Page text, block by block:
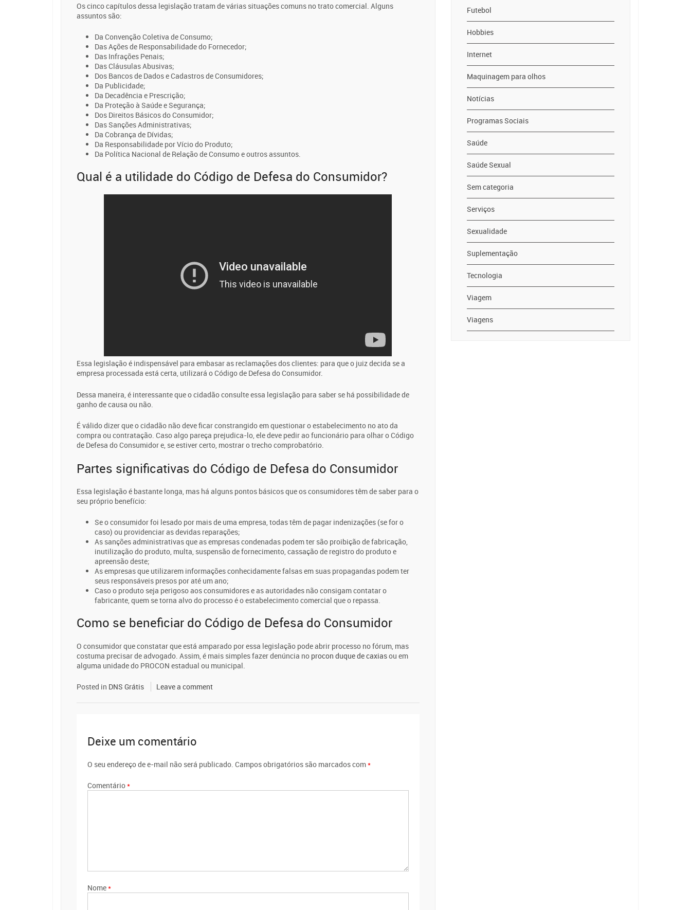
Os cinco capítulos dessa legislação tratam de várias situações comuns no trato comercial. Alguns
assuntos são:
Da Convenção Coletiva de Consumo;
Das Ações de Responsabilidade do Fornecedor;
Das Infrações Penais;
Das Cláusulas Abusivas;
Dos Bancos de Dados e Cadastros de Consumidores;
Da Publicidade;
Da Decadência e Prescrição;
Da Proteção à Saúde e Segurança;
Dos Direitos Básicos do Consumidor;
Das Sanções Administrativas;
Da Cobrança de Dívidas;
Da Responsabilidade por Vício do Produto;
Da Política Nacional de Relação de Consumo e outros assuntos.
Qual é a utilidade do Código de Defesa do Consumidor?
Essa legislação é indispensável para embasar as reclamações dos clientes: para que o juiz decida se a
empresa processada está certa, utilizará o Código de Defesa do Consumidor.
Dessa maneira, é interessante que o cidadão consulte essa legislação para saber se há possibilidade de
ganho de causa ou não.
É válido dizer que o cidadão não deve ficar constrangido em questionar o estabelecimento no ato da
compra ou contratação. Caso algo pareça prejudica-lo, ele deve pedir ao funcionário para olhar o Código
de Defesa do Consumidor e, se estiver certo, mostrar o trecho comprobatório.
Partes significativas do Código de Defesa do Consumidor
Essa legislação é bastante longa, mas há alguns pontos básicos que os consumidores têm de saber para o
seu próprio benefício:
Se o consumidor foi lesado por mais de uma empresa, todas têm de pagar indenizações (se for o
caso) ou providenciar as devidas reparações;
As sanções administrativas que as empresas condenadas podem ter são proibição de fabricação,
inutilização do produto, multa, suspensão de fornecimento, cassação de registro do produto e
apreensão deste;
As empresas que utilizarem informações conhecidamente falsas em suas propagandas podem ter
seus responsáveis presos por até um ano;
Caso o produto seja perigoso aos consumidores e as autoridades não consigam contatar o
fabricante, quem se torna alvo do processo é o estabelecimento comercial que o repassa.
Como se beneficiar do Código de Defesa do Consumidor
O consumidor que constatar que está amparado por essa legislação pode abrir processo no fórum, mas
costuma precisar de advogado. Assim, é mais simples fazer denúncia no procon duque de caxiasou em
alguma unidade do PROCON estadual ou municipal.
Posted in DNS Grátis Leave a comment
Deixe um comentário
O seu endereço de e-mail não será publicado. Campos obrigatórios são marcados com*
Comentário*
Nome*
Futebol
Hobbies
Internet
Maquinagem para olhos
Notícias
Programas Sociais
Saúde
Saúde Sexual
Sem categoria
Serviços
Sexualidade
Suplementação
Tecnologia
Viagem
Viagens